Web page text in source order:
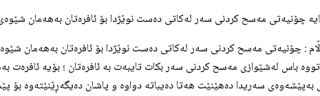
: چۆنیه‌تی مه‌سح كردنی سه‌ر له‌كاتی ده‌ست نوێژدا بۆ ئافره‌تان به‌هه‌مان
باس له‌شێوازی مه‌سح كردنی سه‌ر بكات تایبه‌ت به‌ ئافره‌تان ؛ بۆیه‌
به‌پێشه‌وه‌ی سه‌ریدا ده‌هێنێت هه‌تا ده‌یباته‌ دواوه‌ و پاشان ده‌یگه‌ڕێنێته‌وه‌ بۆ